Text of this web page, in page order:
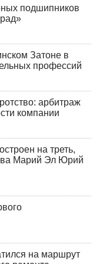
подшипников
Затоне в
профессий
арбитраж
компании
на треть,
Марий Эл Юрий
на маршрут